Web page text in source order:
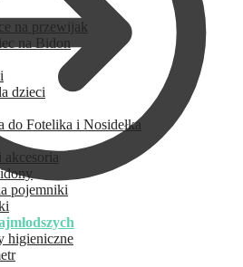
na przewijak
na Bidon
dzieci
do Fotelika i Nosidełka
pojemniki
higieniczne